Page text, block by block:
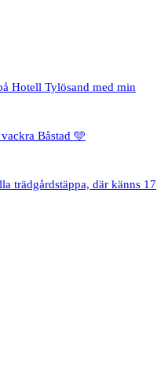
Hotell Tylösand med min
Båstad 🩵
trädgårdstäppa, där känns 17